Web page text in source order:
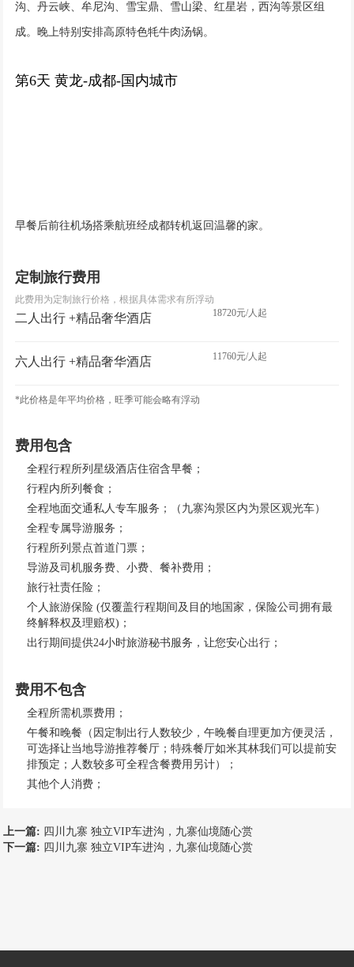
沟、丹云峡、牟尼沟、雪宝鼎、雪山梁、红星岩，西沟等景区组
成。晚上特别安排高原特色牦牛肉汤锅。
第6天 黄龙-成都-国内城市
早餐后前往机场搭乘航班经成都转机返回温馨的家。
定制旅行费用
此费用为定制旅行价格，根据具体需求有所浮动
二人出行 +精品奢华酒店 18720元/人起
六人出行 +精品奢华酒店 11760元/人起
*此价格是年平均价格，旺季可能会略有浮动
费用包含
全程行程所列星级酒店住宿含早餐；
行程内所列餐食；
全程地面交通私人专车服务；（九寨沟景区内为景区观光车）
全程专属导游服务；
行程所列景点首道门票；
导游及司机服务费、小费、餐补费用；
旅行社责任险；
个人旅游保险 (仅覆盖行程期间及目的地国家，保险公司拥有最
终解释权及理赔权)；
出行期间提供24小时旅游秘书服务，让您安心出行；
费用不包含
全程所需机票费用；
午餐和晚餐（因定制出行人数较少，午晚餐自理更加方便灵活，
可选择让当地导游推荐餐厅；特殊餐厅如米其林我们可以提前安
排预定；人数较多可全程含餐费用另计）；
其他个人消费；
上一篇: 四川九寨 独立VIP车进沟，九寨仙境随心赏
下一篇: 四川九寨 独立VIP车进沟，九寨仙境随心赏